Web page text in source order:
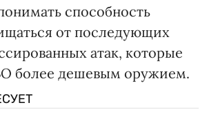
способность
от последующих
атак, которые
более дешевым оружием.